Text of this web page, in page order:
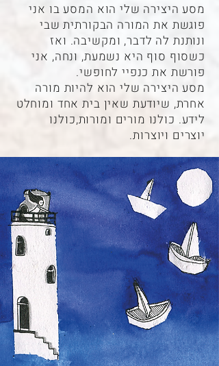
מסע היצירה שלי הוא המסע בו אני
פוגשת את המורה הבקורתית שבי
ונותנת לה לדבר, ומקשיבה. ואז
כשסוף סוף היא נשמעת, ונחה, אני
פורשת את כנפיי לחופשי.
מסע היצירה שלי הוא להיות מורה
אחרת, שיודעת שאין בית אחד ומוחלט
לידע. כולנו מורים ומורות,כולנו
יוצרים ויוצרות.